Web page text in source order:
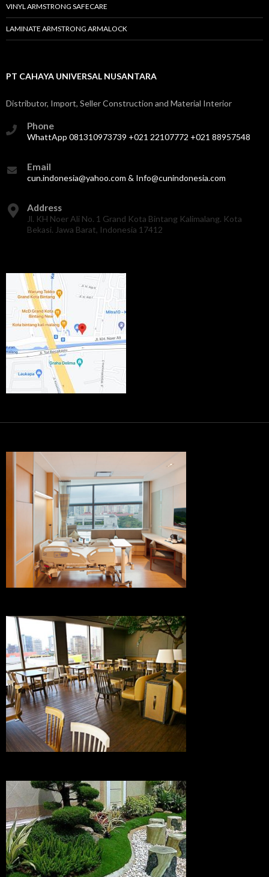
VINYL ARMSTRONG SAFECARE
LAMINATE ARMSTRONG ARMALOCK
PT CAHAYA UNIVERSAL NUSANTARA
Distributor, Import, Seller Construction and Material Interior
Phone
WhattApp 081310973739 +021 22107772 +021 88957548
Email
cun.indonesia@yahoo.com & Info@cunindonesia.com
Address
Jl. KH Noer Ali No. 1 Grand Kota Bintang Kalimalang. Kota
Bekasi. Jawa Barat, Indonesia 17412